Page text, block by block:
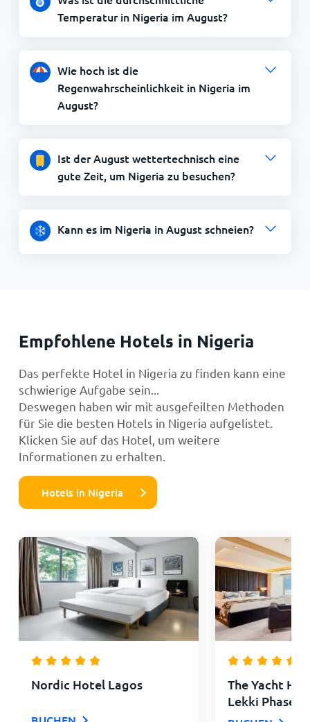
Temperatur in Nigeria im August?
Wie hoch ist die
Regenwahrscheinlichkeit in Nigeria im
August?
Ist der August wettertechnisch eine
gute Zeit, um Nigeria zu besuchen?
Kann es im Nigeria in August schneien?
Empfohlene Hotels in Nigeria
Das perfekte Hotel in Nigeria zu finden kann eine
schwierige Aufgabe sein...
Deswegen haben wir mit ausgefeilten Methoden
für Sie die besten Hotels in Nigeria aufgelistet.
Klicken Sie auf das Hotel, um weitere
Informationen zu erhalten.
Hotels in Nigeria
Nordic Hotel Lagos
The Yacht
Lekki Phase 1